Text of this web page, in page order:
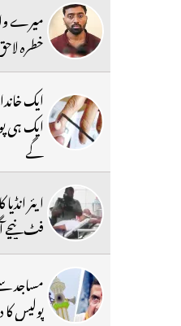
میرے
خطرہ
ایک
ایک ہی
گے
فٹ نیچے آگیا ، 17
مساجد
پولیس کا